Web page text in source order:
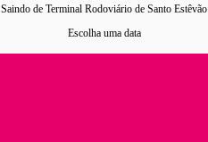
Saindo de Terminal Rodoviário de Santo Estêvão
Escolha uma data